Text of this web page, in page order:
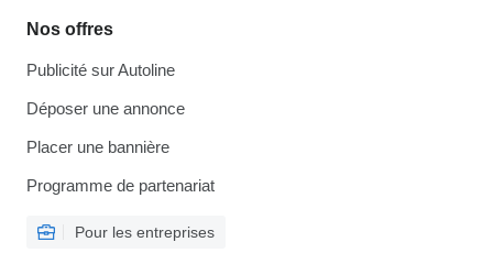
Nos offres
Publicité sur Autoline
Déposer une annonce
Placer une bannière
Programme de partenariat
Pour les entreprises